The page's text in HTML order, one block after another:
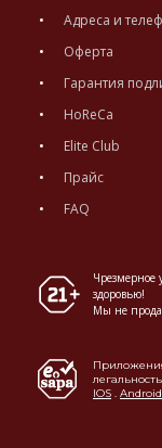
Адреса и
Оферта
Гарантия
HoReCa
Elite Club
Прайс
FAQ
Чрезмерное
здоровью!
Мы не
IOS . Android